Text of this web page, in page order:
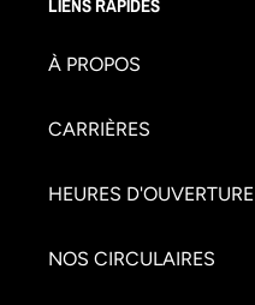
LIENS RAPIDES
À PROPOS
CARRIÈRES
HEURES D'OUVERTURE
NOS CIRCULAIRES